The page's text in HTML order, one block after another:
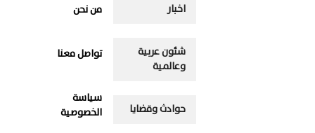
اخبار
شئون عربية
وعالمية
حوادث وقضايا
من نحن
تواصل معنا
سياسة
الخصوصية